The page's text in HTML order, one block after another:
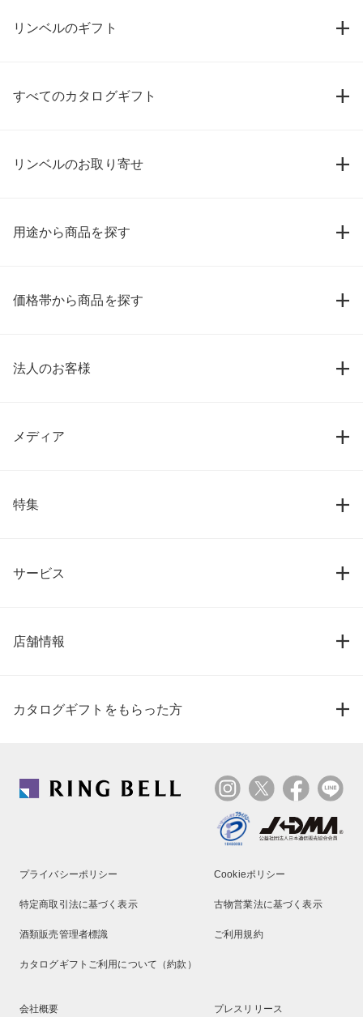
リンベルのギフト
すべてのカタログギフト
リンベルのお取り寄せ
用途から商品を探す
価格帯から商品を探す
法人のお客様
メディア
特集
サービス
店舗情報
カタログギフトをもらった方
プライバシーポリシー Cookieポリシー
特定商取引法に基づく表示 古物営業法に基づく表示
酒類販売管理者標識 ご利用規約
カタログギフトご利用について（約款）
会社概要 プレスリリース